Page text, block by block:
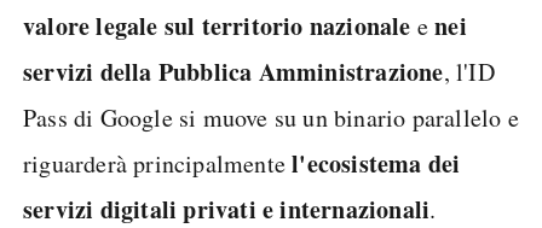
valore legale sul territorio nazionale enei
servizi della Pubblica Amministrazione, l'ID
Pass di Google si muove su un binario parallelo e
riguarderà principalmentel'ecosistema dei
servizi digitali privati e internazionali.